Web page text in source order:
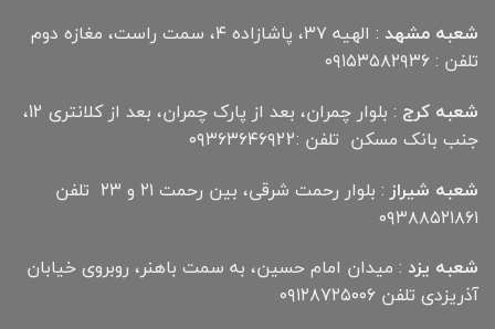
شعبه مشهد
: الهیه ۳۷، پاشازاده ۴، سمت راست، مغازه دوم
تلفن : ۰۹۱۵۳۵۸۲۹۳۶
شعبه کرج
: بلوار چمران، بعد از پارک چمران، بعد از کلانتری 12،
جنب بانک مسکن تلفن :۰۹۳۶۳۶۴۶۹22
شعبه شیراز
: بلوار رحمت شرقی، بین رحمت ۲۱ و ۲۳ تلفن
۰۹۳۸۸۵۲۱۸۶۱
شعبه یزد : میدان امام حسین، به سمت باهنر، روبروی خیابان
آذریزدی تلفن ۰۹۱۲۸۷۲۵۰۰۶